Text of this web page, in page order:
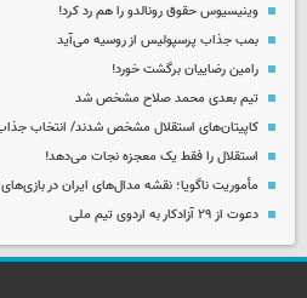
وینیسیوس حقوق رونالدو را هم رد کرد!
بمب جذاب پرسپولیس از روسیه می‌آید
رامین رضاییان برگشت خورد!
تیم بعدی محمد صلاح مشخص شد
کاپیتان‌های استقلال مشخص شدند/ انتخاب
استقلال را فقط یک معجزه نجات می‌دهد!
مأموریت ناگویا؛ نقشه مدال‌های ایران در بازی‌های
دعوت از ۲۹ آزادکار به اردوی تیم ملی